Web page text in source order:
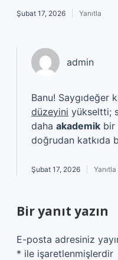
Şubat 17, 2026 Yanıtla
admin
Banu! Saygıdeğer
düzeyini yükseltti;
daha akademik bir
doğrudan katkıda
Şubat 17, 2026 Yanıtla
Bir yanıt yazın
E-posta adresiniz
* ile işaretlenmişlerdir